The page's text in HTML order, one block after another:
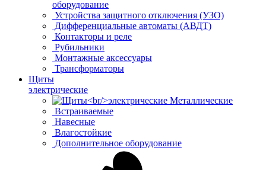
оборудование
Устройства защитного отключения (УЗО)
Дифференциальные автоматы (АВДТ)
Контакторы и реле
Рубильники
Монтажные аксессуары
Трансформаторы
Щиты
электрические
Металлические
Встраиваемые
Навесные
Влагостойкие
Дополнительное оборудование